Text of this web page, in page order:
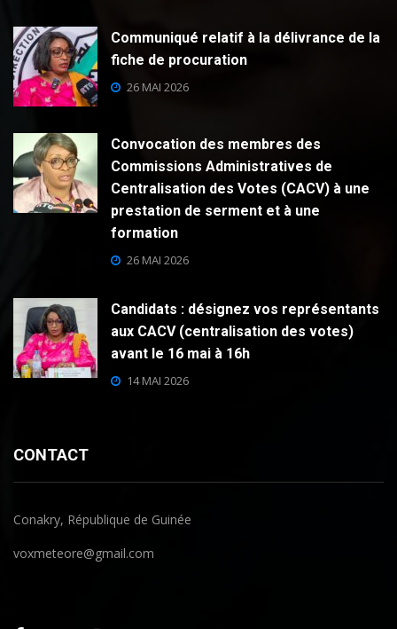
Communiqué relatif à la délivrance de la
fiche de procuration
26 MAI 2026
Convocation des membres des
Commissions Administratives de
Centralisation des Votes (CACV) à une
prestation de serment et à une
formation
26 MAI 2026
Candidats : désignez vos représentants
aux CACV (centralisation des votes)
avant le 16 mai à 16h
14 MAI 2026
CONTACT
Conakry, République de Guinée
voxmeteore@gmail.com